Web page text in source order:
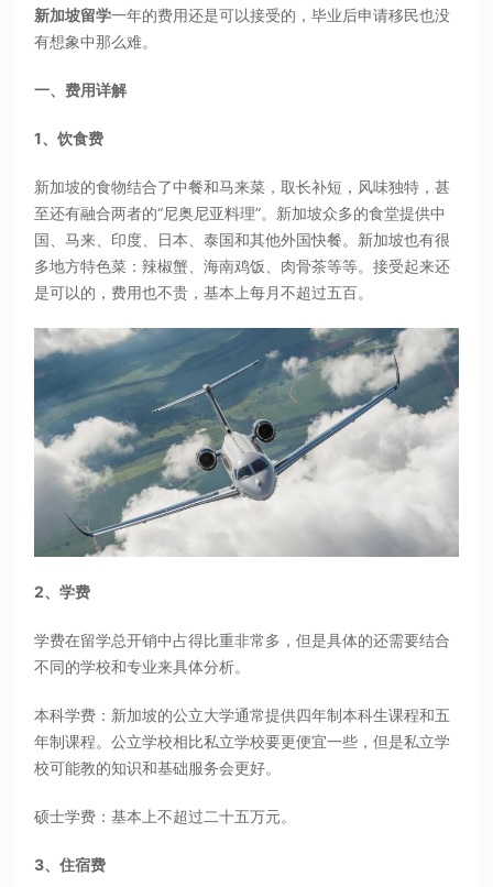
新加坡留学一年的费用还是可以接受的，毕业后申请移民也没
有想象中那么难。
一、费用详解
1、饮食费
新加坡的食物结合了中餐和马来菜，取长补短，风味独特，甚
至还有融合两者的“尼奥尼亚料理”。新加坡众多的食堂提供中
国、马来、印度、日本、泰国和其他外国快餐。新加坡也有很
多地方特色菜：辣椒蟹、海南鸡饭、肉骨茶等等。接受起来还
是可以的，费用也不贵，基本上每月不超过五百。
2、学费
学费在留学总开销中占得比重非常多，但是具体的还需要结合
不同的学校和专业来具体分析。
本科学费：新加坡的公立大学通常提供四年制本科生课程和五
年制课程。公立学校相比私立学校要更便宜一些，但是私立学
校可能教的知识和基础服务会更好。
硕士学费：基本上不超过二十五万元。
3、住宿费